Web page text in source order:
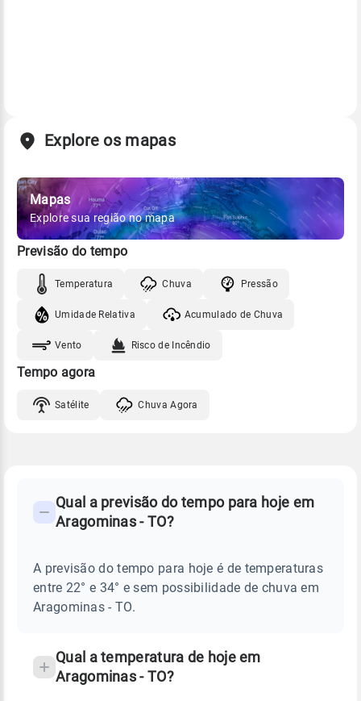
Explore os mapas
Mapas
Explore sua região no mapa
Previsão do tempo
Temperatura Chuva Pressão
Umidade Relativa Acumulado de Chuva
Vento Risco de Incêndio
Tempo agora
Satélite Chuva Agora
PREVISÃO
TEMPO
ARAGOMINAS
Perguntas
sobre
chuva
Qual a previsão do tempo para hoje em
Aragominas - TO?
A previsão do tempo para hoje é de temperaturas
entre 22° e 34° e sem possibilidade de chuva em
Aragominas - TO.
Qual a temperatura de hoje em
Aragominas - TO?